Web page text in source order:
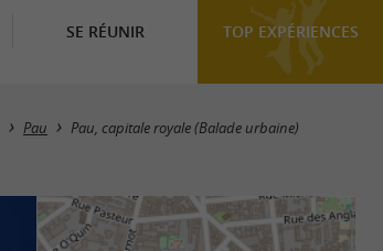
SE RÉUNIR TOP EXPÉRIENCES
Pau Pau, capitale royale (Balade urbaine)